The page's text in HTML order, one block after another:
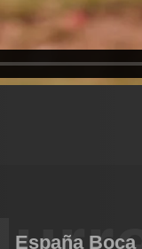
España Boca